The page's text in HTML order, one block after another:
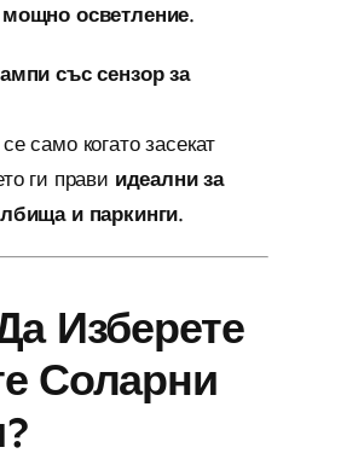
осветление.
със сензор за
само когато засекат
ги прави идеални за
и паркинги.
Изберете
Соларни